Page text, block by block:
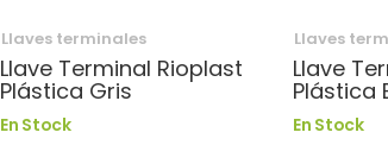
Llaves terminales
Llave Terminal Rioplast
Plástica Gris
En Stock
Llaves
Llave
Plástica
En Stock